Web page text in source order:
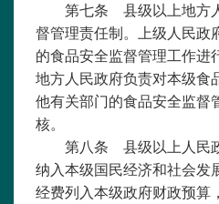
第七条 县级以上地方人
督管理责任制。上级人民政
的食品安全监督管理工作进
地方人民政府负责对本级食
他有关部门的食品安全监督
核。
第八条 县级以上人民政
纳入本级国民经济和社会发
经费列入本级政府财政预算